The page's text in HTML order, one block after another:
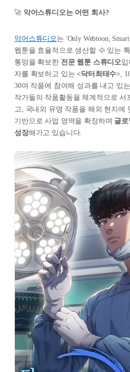
🚀 악어스튜디오는 어떤 회사?
악어스튜디오 는 'Only Webtoon,
웹툰을 효율적으로 생산할 수 있는
통망을 확보한 전문 웹툰 스튜디오입
자를 확보하고 있는<닥터최태수> ,
30여 작품에 참여해 성과를 내고 있
작가들의 작품활동을 체계적으로
고, 국내외 유명 작품을 해외 현지에
기반으로 사업 영역을 확장하며 글
성장해가고 있습니다.